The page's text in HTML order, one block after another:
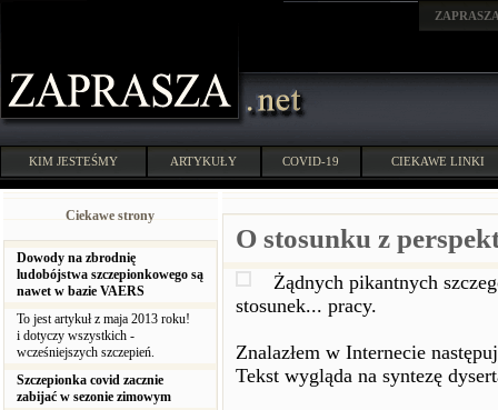
KIM JESTEŚMY ARTYKUŁY COVID-19 CIEKAWE LINKI
Ciekawe strony
Dowody na zbrodnię
ludobójstwa szczepionkowego są
nawet w bazie VAERS
To jest artykuł z maja 2013 roku!
i dotyczy wszystkich -
wcześniejszych szczepień.
Szczepionka covid zacznie
zabijać w sezonie zimowym
O stosunku z
Żądnych pikantnych
stosunek... pracy.
Znalazłem w Internecie
Tekst wygląda na syntezę